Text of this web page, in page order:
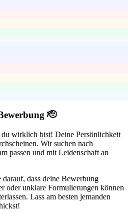
🫡
du wirklich bist! Deine Persönlichkeit
Wir suchen nach
passen und mit Leidenschaft an
darauf, dass deine Bewerbung
oder unklare Formulierungen können
Lass am besten jemanden